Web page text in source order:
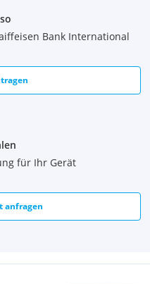
Bank International
für Ihr Gerät
anfragen